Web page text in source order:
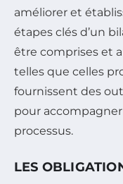
améliorer et
étapes clés d’un
être comprises et
telles que celles
fournissent des
pour
processus.
LES